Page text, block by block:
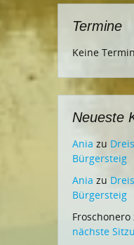
Termine
Keine
Neueste
Ania zu
Bürgersteig
Ania zu
Bürgersteig
Froschonero
nächste